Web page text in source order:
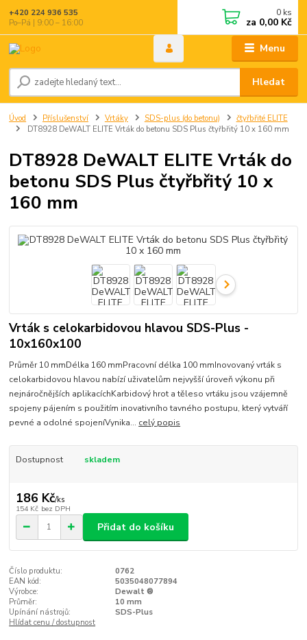
Menu
Hledat
+420 224 936 535
Po–Pá | 9:00 – 16:00
0 ks
za 0,00 Kč
Úvod Příslušenství Vrtáky SDS-plus (do betonu)
čtyřbřité ELITE
DT8928 DeWALT ELITE Vrták do betonu SDS Plus čtyřbřitý 10 x 160 mm
DT8928 DeWALT ELITE Vrták do
betonu SDS Plus čtyřbřitý 10 x
160 mm
Vrták s celokarbidovou hlavou SDS-Plus -
10x160x100
Průměr 10 mmDélka 160 mmPracovní délka 100 mmInovovaný vrták s
celokarbidovou hlavou nabízí uživatelům nejvyšší úroveň výkonu při
nejnáročnějších aplikacíchKarbidový hrot a těleso vrtáku jsou vzájemně
spojeny pájením s použitím inovativního tavného postupu, který vytváří
pevné a odolné spojeníVynika... celý popis
Dostupnost skladem
186 Kč/ks
154 Kč bez DPH
Přidat do košíku
Číslo produktu:
0762
EAN kód:
5035048077894
Výrobce:
Dewalt ®
Průměr:
10 mm
Upínání nástrojů:
SDS-Plus
Hlídat cenu / dostupnost